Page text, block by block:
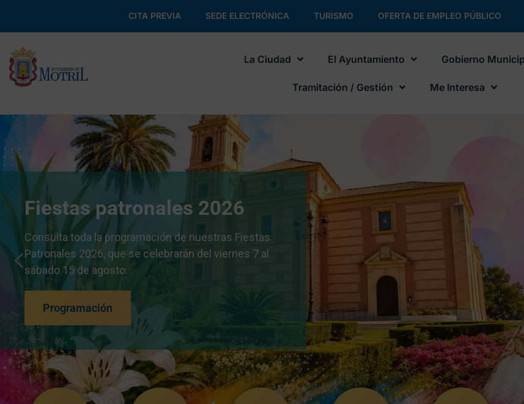
CITA PREVIA SEDE ELECTRÓNICA TURISMO OFERTA DE EMPLEO PÚBLICO
La Ciudad El Ayuntamiento Gobierno
Tramitación / Gestión Me Interesa
Fiestas patronales 2026
Consulta toda la programación de nuestras Fiestas
Patronales 2026, que se celebrarán del viernes 7 al
sábado 15 de agosto.
Programación